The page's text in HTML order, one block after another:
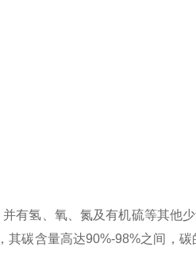
氢、氧、氮及有机硫等其他
其碳含量高达90%-98%之间，